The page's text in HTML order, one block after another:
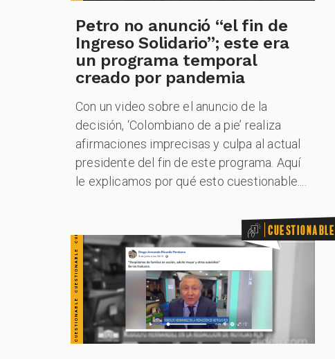
Petro no anunció “el fin de
Ingreso Solidario”; este era
un programa temporal
creado por pandemia
Con un video sobre el anuncio de la
decisión, ‘Colombiano de a pie’ realiza
afirmaciones imprecisas y culpa al actual
presidente del fin de este programa. Aquí
le explicamos por qué esto cuestionable....
CUESTIONABLE CUESTIONABLE CUESTIONABLE CUESTIONABLE CUESTIONABLE CUESTIONABLE CUESTIONABLE Cuestionable